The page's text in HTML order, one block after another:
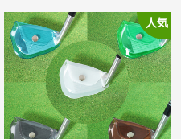
人気